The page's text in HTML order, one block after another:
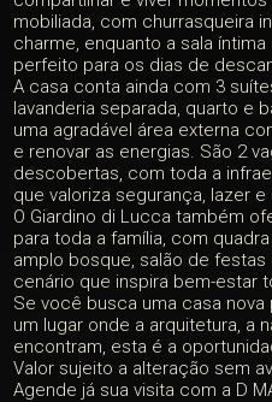
mobiliada, com churrasqueira
charme, enquanto a sala
perfeito para os dias de
A casa conta ainda com 3
lavanderia separada, quarto e
uma agradável área externa
e renovar as energias. São 2
descobertas, com toda a
que valoriza segurança, lazer
O Giardino di Lucca também
para toda a família, com
amplo bosque, salão de festas
cenário que inspira bem-estar
Se você busca uma casa nova
um lugar onde a arquitetura, a
encontram, esta é a
Valor sujeito a alteração sem
Agende já sua visita com a D